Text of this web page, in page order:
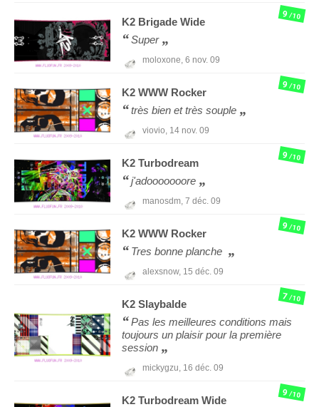
K2 Brigade Wide
Super
moloxone, 6 nov. 09
9/10
K2 WWW Rocker
très bien et très souple
viovio, 14 nov. 09
9/10
K2 Turbodream
j'adooooooore
manosdm, 7 déc. 09
9/10
K2 WWW Rocker
Tres bonne planche
alexsnow, 15 déc. 09
9/10
K2 Slaybalde
Pas les meilleures conditions mais
toujours un plaisir pour la première
session
mickygzu, 16 déc. 09
7/10
K2 Turbodream Wide
9/10